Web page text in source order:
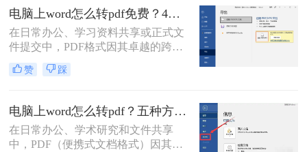
后格式错乱，还得手动调整，太折腾
了！”尤其对于职场办公人群和自媒
体创作者而言，Word转PDF的需求高
频且关键：报告提交、合同归档、内
容分发……任何格式失误都可能导致
专业形象受损。
电脑上word怎么转pdf免费？4种高效的方法详解！
在日常办公、学习资料共享或正式文
件提交中，PDF格式因其卓越的跨平
台兼容性、固定的排版格式以及良好
的安全性，几乎成为了标准文件格
档编辑工具，我们经常需要将其编辑
好的文档转换为PDF。
赞 踩
电脑上word怎么转pdf？五种方法详解！
在日常办公、学术研究和文件共享
中，PDF（便携式文档格式）因其跨